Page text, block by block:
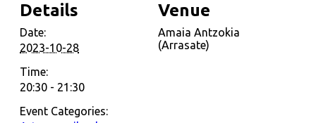
Details
Date:
2023-10-28
Time:
20:30 - 21:30
Event Categories:
Venue
Amaia Antzokia
(Arrasate)